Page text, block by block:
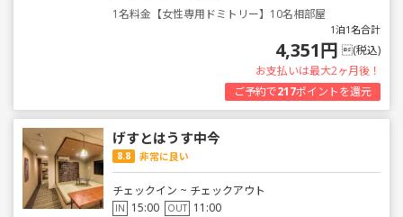
1名料金【女性専用ドミトリー】10名相部屋
1泊1名合計
4,351円 (税込)
お支払いは最大2ヶ月後！
ご予約で217ポイントを還元
げすとはうす中今
8.8 非常に良い
チェックイン ~ チェックアウト
IN 15:00 OUT 11:00